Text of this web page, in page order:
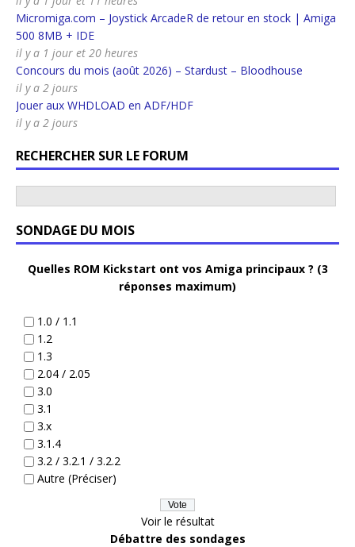
Micromiga.com – Joystick ArcadeR de retour en stock | Amiga
500 8MB + IDE
il y a 1 jour et 20 heures
Concours du mois (août 2026) – Stardust – Bloodhouse
il y a 2 jours
Jouer aux WHDLOAD en ADF/HDF
il y a 2 jours
RECHERCHER SUR LE FORUM
SONDAGE DU MOIS
Quelles ROM Kickstart ont vos Amiga principaux ? (3
réponses maximum)
1.0 / 1.1
1.2
1.3
2.04 / 2.05
3.0
3.1
3.x
3.1.4
3.2 / 3.2.1 / 3.2.2
Autre (Préciser)
Voir le résultat
Débattre des sondages